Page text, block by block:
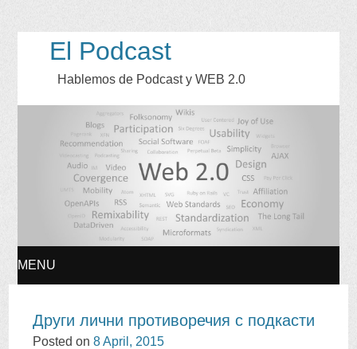
El Podcast
Hablemos de Podcast y WEB 2.0
MENU
TO
Други лични противоречия с подкасти
Posted on 8April , 2015